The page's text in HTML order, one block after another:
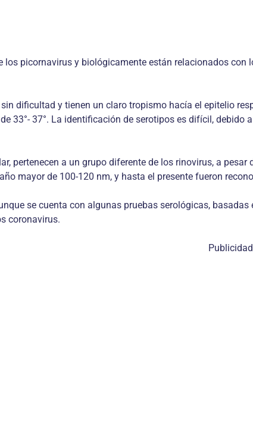
los picornavirus y biológicamente están relacionados
dificultad y tienen un claro tropismo hacía el epitelio
33°- 37°. La identificación de serotipos es difícil,
pertenecen a un grupo diferente de los rinovirus, a
mayor de 100-120 nm, y hasta el presente fueron
se cuenta con algunas pruebas serológicas,
coronavirus.
Publicidad